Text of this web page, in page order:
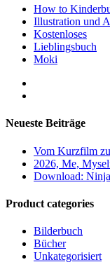
How to
Illustration und
Kostenloses
Lieblingsbuch
Moki
Neueste Beiträge
Vom Kurzfilm
2026, Me,
Download:
Product categories
Bilderbuch
Bücher
Unkategorisiert